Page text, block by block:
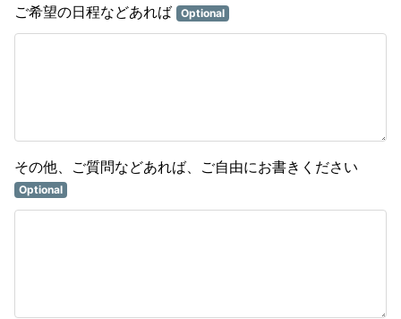
ご希望の日程などあれば Optional
その他、ご質問などあれば、ご自由にお書きください
Optional